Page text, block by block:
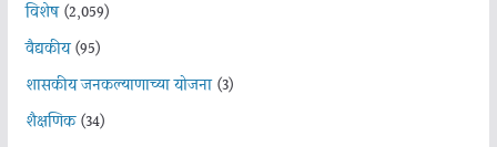
विशेष(2,059)
वैद्यकीय(95)
शासकीय जनकल्याणाच्या योजना(3)
शैक्षणिक(34)